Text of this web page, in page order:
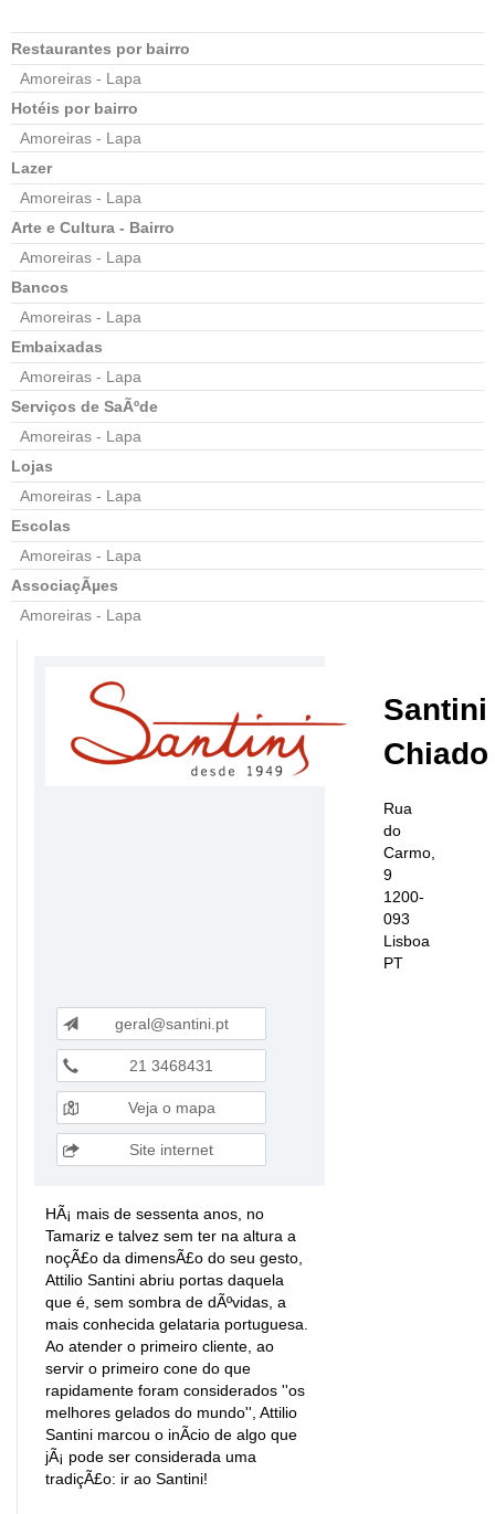
Restaurantes por bairro
Amoreiras - Lapa
Hotéis por bairro
Amoreiras - Lapa
Lazer
Amoreiras - Lapa
Arte e Cultura - Bairro
Amoreiras - Lapa
Bancos
Amoreiras - Lapa
Embaixadas
Amoreiras - Lapa
Serviços de SaÃºde
Amoreiras - Lapa
Lojas
Amoreiras - Lapa
Escolas
Amoreiras - Lapa
AssociaçÃµes
Amoreiras - Lapa
Santini
Chiado
Rua
do
Carmo,
9
1200-
093
Lisboa
PT
geral@santini.pt
21 3468431
Veja o mapa
Site internet
HÃ¡ mais de sessenta anos, no
Tamariz e talvez sem ter na altura a
noçÃ£o da dimensÃ£o do seu gesto,
Attilio Santini abriu portas daquela
que é, sem sombra de dÃºvidas, a
mais conhecida gelataria portuguesa.
Ao atender o primeiro cliente, ao
servir o primeiro cone do que
rapidamente foram considerados ''os
melhores gelados do mundo'', Attilio
Santini marcou o inÃ­cio de algo que
jÃ¡ pode ser considerada uma
tradiçÃ£o: ir ao Santini!